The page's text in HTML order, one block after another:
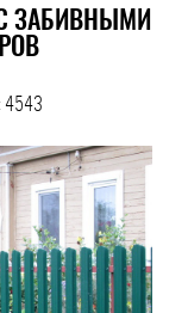
ЗАБИВНЫМИ
4543